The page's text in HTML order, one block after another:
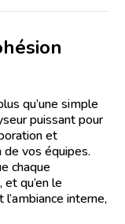
qu’une simple
puissant pour
et
de vos équipes.
chaque
qu’en le
interne,